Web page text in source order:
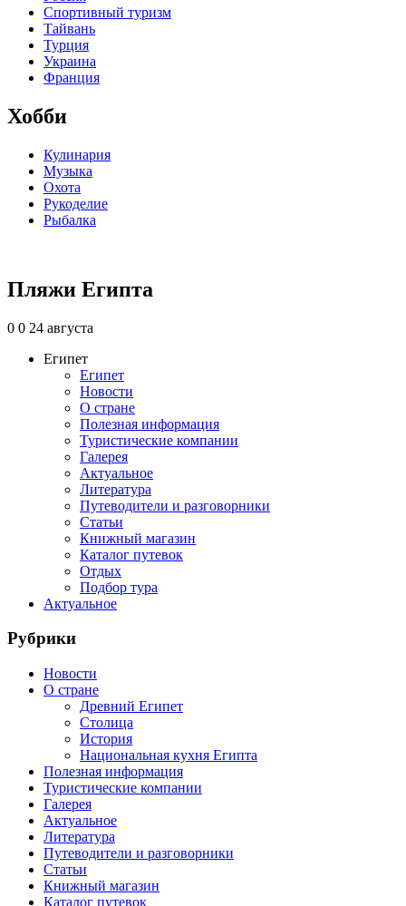
Спортивный туризм
Тайвань
Турция
Украина
Франция
Хобби
Кулинария
Музыка
Охота
Рукоделие
Рыбалка
Пляжи Египта
0 0 24 августа
Египет
Египет
Новости
О стране
Полезная информация
Туристические компании
Галерея
Актуальное
Литература
Путеводители и разговорники
Статьи
Книжный магазин
Каталог путевок
Отдых
Подбор тура
Актуальное
Рубрики
Новости
О стране
Древний Египет
Столица
История
Национальная кухня Египта
Полезная информация
Туристические компании
Галерея
Актуальное
Литература
Путеводители и разговорники
Статьи
Книжный магазин
Каталог путевок